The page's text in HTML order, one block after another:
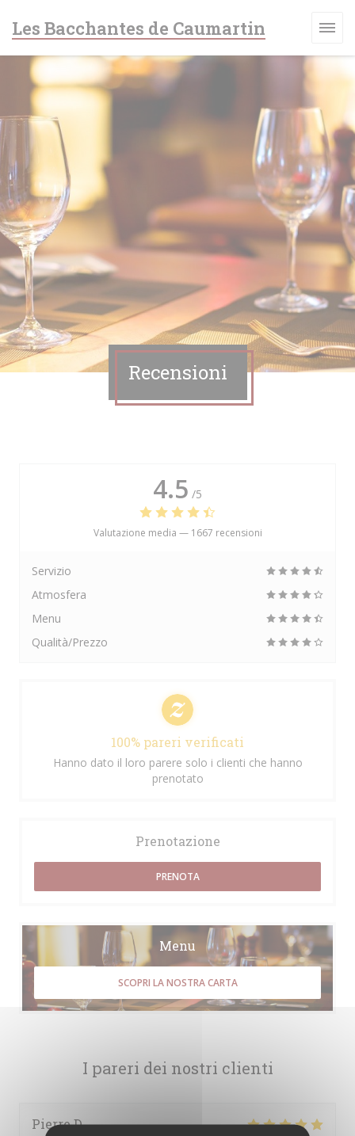
Les Bacchantes de Caumartin
Recensioni
I pareri dei nostri clienti
PierreD
4.5 /5
Valutazione media — 1667 recensioni
Servizio
Atmosfera
Menu
Qualità/Prezzo
100% pareri verificati
Hanno dato il loro parere solo i clienti che hanno
prenotato
Prenotazione
PRENOTA
Menu
SCOPRI LA NOSTRA CARTA